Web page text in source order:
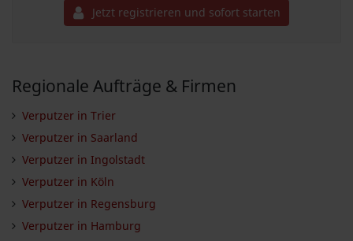
Jetzt registrieren und sofort starten
Regionale Aufträge & Firmen
Verputzer in Trier
Verputzer in Saarland
Verputzer in Ingolstadt
Verputzer in Köln
Verputzer in Regensburg
Verputzer in Hamburg